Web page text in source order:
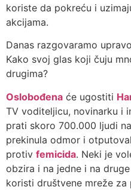
koriste da pokreću i
akcijama.
Danas razgovaramo
Kako svoj glas koji čuju
drugima?
Oslobođena će ugostiti
TV voditeljicu, novinarku i
prati skoro 700.000 ljudi na
prekinula odmor i
protiv femicida. Neki je
obzira i na jedne i na
koristi društvene mreže